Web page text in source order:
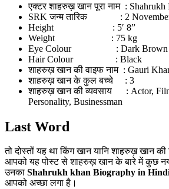
एक्टर शाहरुख़ खान पूरा नाम : Shahrukh
SRK जन्म तारिक : 2 November
Height : 5′ 8”
Weight : 75 kg
Eye Colour : Dark Brown
Hair Colour : Black
शाहरुख़ खान की वाइफ नाम : Gauri
शाहरुख़ खान के कुल बच्चे : 3
शाहरुख़ खान की व्यवसाय : Actor,
Personality, Businessman
Last Word
तो दोस्तों यह था किंग खान यानि शाहरुख़ खान
आपको यह पोस्ट से शाहरुख़ खान के बारे में कुछ
उनका Shahrukh khan Biography in
आपको अच्छा लगा है।